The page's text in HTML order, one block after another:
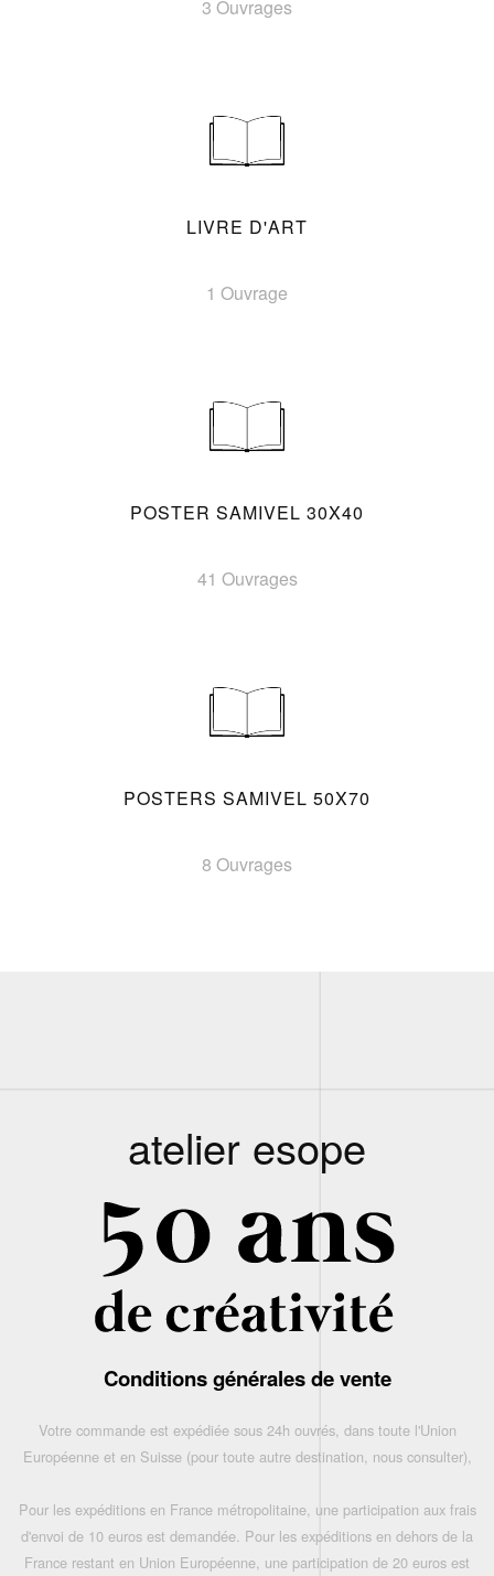
3 Ouvrages
LIVRE D'ART
1 Ouvrage
POSTER SAMIVEL 30X40
41 Ouvrages
POSTERS SAMIVEL 50X70
8 Ouvrages
atelier esope
Conditions générales de vente
Votre commande est expédiée sous 24h ouvrés, dans toute l'Union
Européenne et en Suisse (pour toute autre destination, nous consulter),
Pour les expéditions en France métropolitaine, une participation aux frais
d'envoi de 10 euros est demandée. Pour les expéditions en dehors de la
France restant en Union Européenne, une participation de 20 euros est